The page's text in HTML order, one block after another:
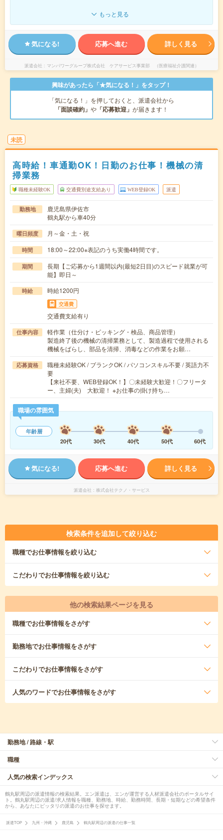
もっと見る
気になる! 応募へ進む 詳しく見る
派遣会社 マンパワーグループ株式会社 ケアサービス事業部 （医療福祉介護関連）
興味があったら「★気になる！」をタップ！
「気になる！」を押しておくと、派遣会社から
「面談確約」 や 「応募歓迎」 が届きます！
未読
高時給！車通勤OK！日勤のお仕事！機械の清
掃業務
職種未経験OK 交通費別途支給あり WEB登録OK 派遣
勤務地
鹿児島県伊佐市
鶴丸駅から車40分
曜日頻度 月～金・土・祝
時間 18:00～22:00※表記のうち実働4時間です。
期間
長期【ご応募から1週間以内(最短2日目)のスピード就業が可
能】即日～
時給 時給1200円
交通費
交通費支給有り
仕事内容
軽作業（仕分け・ピッキング・検品、商品管理）
製造終了後の機械の清掃業務として、製造過程で使用される
機械をばらし、部品を清掃、消毒などの作業をお願…
応募資格
職種未経験OK / ブランクOK / パソコンスキル不要 / 英語力不
要
【来社不要、WEB登録OK！】〇未経験大歓迎！〇フリータ
ー、主婦(夫) 大歓迎！ ※お仕事の掛け持ち…
職場の雰囲気
年齢層
20代
30代 40代 50代 60代
気になる! 応募へ進む 詳しく見る
派遣会社 株式会社テクノ・サービス
検索条件を追加して絞り込む
職種でお仕事情報を絞り込む
こだわりでお仕事情報を絞り込む
他の検索結果ページを見る
職種でお仕事情報をさがす
勤務地でお仕事情報をさがす
こだわりでお仕事情報をさがす
人気のワードでお仕事情報をさがす
勤務地 / 路線・駅
職種
人気の検索インデックス
鶴丸駅周辺の派遣情報の検索結果。エン派遣は、エンが運営する人材派遣会社のポータルサイ
ト。鶴丸駅周辺の派遣/求人情報を職種、勤務地、時給、勤務時間、長期・短期などの希望条件
から、あなたにピッタリの派遣のお仕事を探せます。
派遣TOP 九州・沖縄 鹿児島 鶴丸駅周辺の派遣の仕事一覧